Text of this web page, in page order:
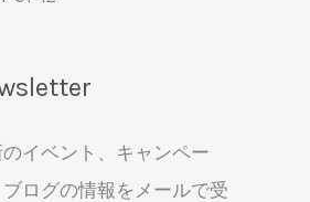
イベント、キャンペー
ブログの情報をメールで受